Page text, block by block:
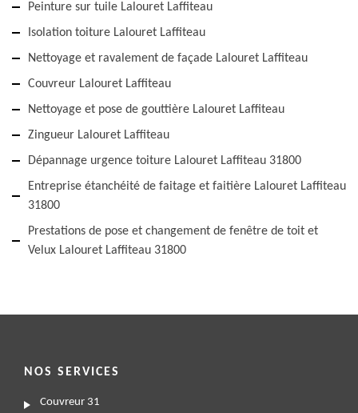
Peinture sur tuile Lalouret Laffiteau
Isolation toiture Lalouret Laffiteau
Nettoyage et ravalement de façade Lalouret Laffiteau
Couvreur Lalouret Laffiteau
Nettoyage et pose de gouttière Lalouret Laffiteau
Zingueur Lalouret Laffiteau
Dépannage urgence toiture Lalouret Laffiteau 31800
Entreprise étanchéité de faitage et faitière Lalouret Laffiteau
31800
Prestations de pose et changement de fenêtre de toit et
Velux Lalouret Laffiteau 31800
NOS SERVICES
Couvreur 31